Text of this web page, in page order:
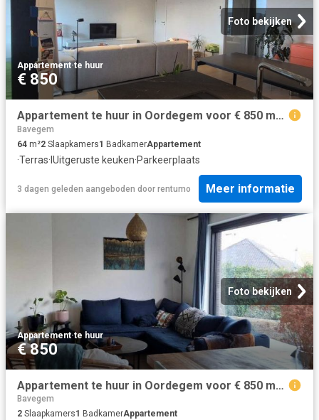
Foto bekijken
Appartement·te huur
€ 850
Appartement te huur in Oordegem voor € 850 met 2 slaapkamers
Bavegem
64 m²2 Slaapkamers1 BadkamerAppartement
·Terras· IUitgeruste keuken·Parkeerplaats
3 dagen geleden aangeboden door rentumo Meer informatie
Foto bekijken
Appartement·te huur
€ 850
Appartement te huur in Oordegem voor € 850 met 2 slaapkamers
Bavegem
2 Slaapkamers1 BadkamerAppartement